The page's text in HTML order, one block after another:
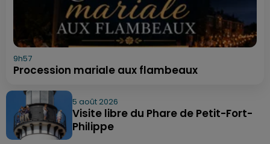
9h57
Procession mariale aux flambeaux
5 août 2026
Visite libre du Phare de Petit-Fort-
Philippe